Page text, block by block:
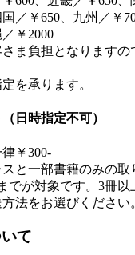
／￥650、九州／￥
￥2000
ま負担となりますの
を承ります。
日時指定不可）
￥300-
と一部書籍のみの取
でが対象です。3冊
法をお選びください
て